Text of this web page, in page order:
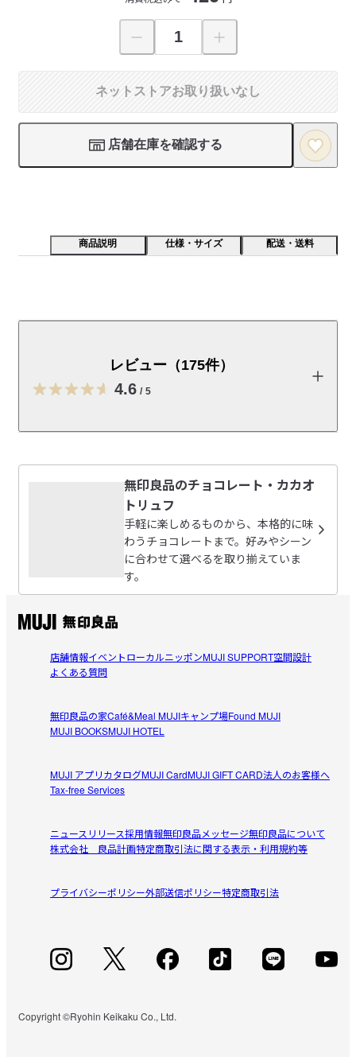
ネットストアお取り扱いなし
店舗在庫を確認する
商品説明 仕様・サイズ 配送・送料
※ネットストアでは夏季期間中のチョコレートの販売を休止して
商品表示情報(原材料・アレルギー・製造所固
（PDF：0.2MB）
商品表示情報(原材料・アレルギー・製造所固
（PDF：0.2MB）
店舗受け取り不可・コンビニ受け取り不可
レビュー（175件）
4.6 / 5
もっといっぱい食べたい
50gはあっという間に無くなります
チョコといちご、美味しいに決まってる
参考になった（0人）
みー
2026/07/25
チョコが厚めで満足できます。一袋に入っている数が少な
く高い…なので星4。贅沢おやつです。
参考になった（0人）
2026/07/14
職場のチョコ好きの先輩にお渡ししました。喜んでもらえ
無印良品のチョコレート・カカオ
トリュフ
手軽に楽しめるものから、本格的に味
わうチョコレートまで。好みやシーン
に合わせて選べるを取り揃えていま
す。
店舗情報イベントローカルニッポンMUJI SUPPORT空間設計
よくある質問
無印良品の家Café&Meal MUJIキャンプ場Found MUJI
MUJI BOOKSMUJI HOTEL
MUJI アプリカタログMUJI CardMUJI GIFT CARD法人のお客様へ
Tax-free Services
ニュースリリース採用情報無印良品メッセージ無印良品について
株式会社 良品計画特定商取引法に関する表示・利用規約等
プライバシーポリシー外部送信ポリシー特定商取引法
Copyright ©Ryohin Keikaku Co., Ltd.